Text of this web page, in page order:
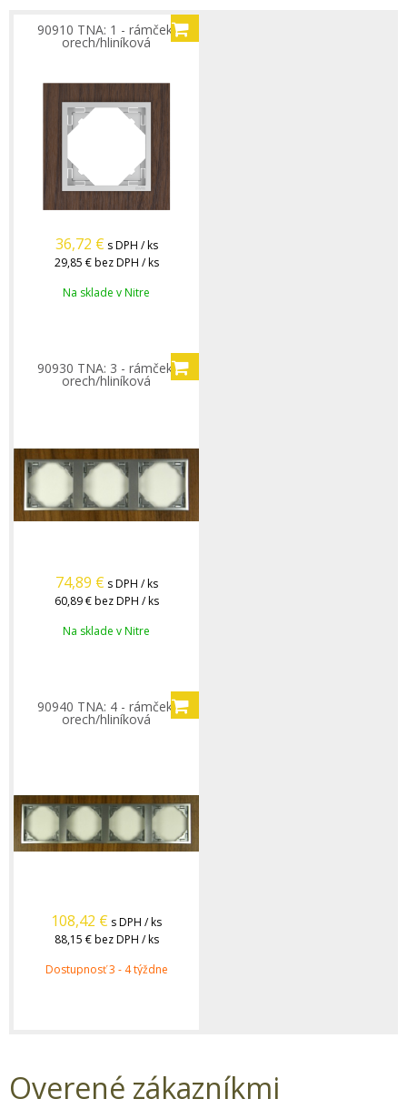
90910 TNA: 1 - rámček,
orech/hliníková
36,72 € s DPH / ks
29,85 € bez DPH / ks
Na sklade v Nitre
90930 TNA: 3 - rámček,
orech/hliníková
74,89 € s DPH / ks
60,89 € bez DPH / ks
Na sklade v Nitre
90940 TNA: 4 - rámček,
orech/hliníková
108,42 € s DPH / ks
88,15 € bez DPH / ks
Dostupnosť 3 - 4 týždne
Overené zákazníkmi